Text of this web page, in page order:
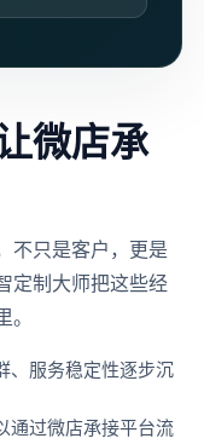
微店承
不只是客户，更是
定制大师把这些经
、服务稳定性逐步沉
通过微店承接平台流